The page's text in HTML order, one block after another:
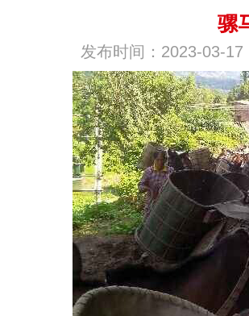
骡
发布时间：2023-03-